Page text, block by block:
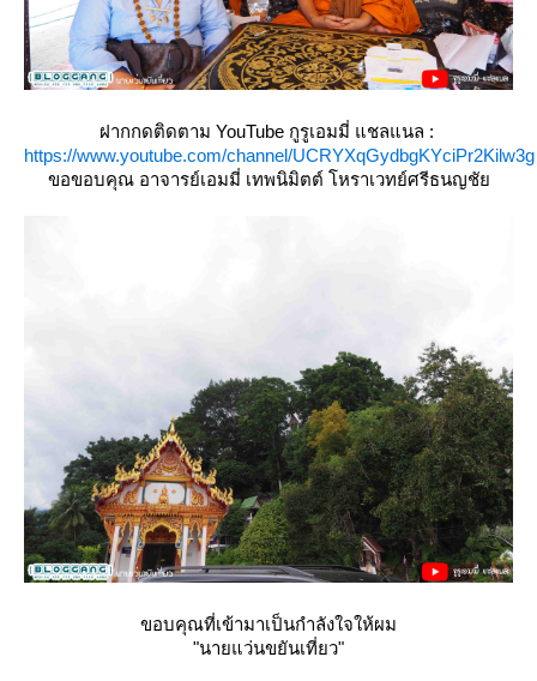
ฝากกดติดตาม YouTube กูรูเอมมี่ แชลแนล :
https://www.youtube.com/channel/UCRYXqGydbgKYciPr2Kilw3g
ขอขอบคุณ อาจารย์เอมมี่ เทพนิมิตต์ โหราเวทย์ศรีธนญชั
ขอบคุณที่เข้ามาเป็นกำลังใจให้ผม
"นายแว่นขยันเที่ยว"